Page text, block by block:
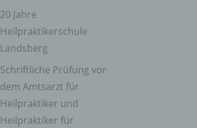
20 Jahre
Heilpraktikerschule
Landsberg
Schriftliche Prüfung vor
dem Amtsarzt für
Heilpraktiker und
Heilpraktiker für